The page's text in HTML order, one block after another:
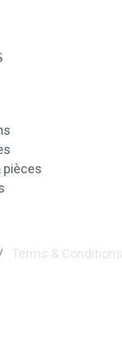
pièces
Terms & Conditions